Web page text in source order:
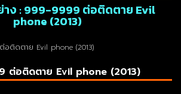
ง : 999-9999 ต่อติดตาย Evil
phone (2013)
อติดตาย Evil phone (2013)
ต่อติดตาย Evil phone (2013)